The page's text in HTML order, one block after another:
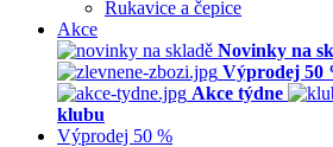
Rukavice a čepice
Akce
Novinky na
Výprodej 50
Akce týdne
klubu
Výprodej 50 %